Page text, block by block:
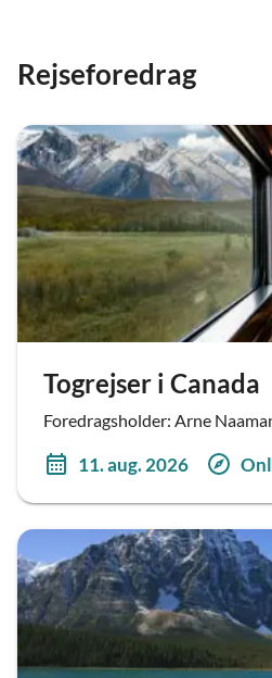
Rejseforedrag
Togrejser i Canada
Foredragsholder: Arne
11. aug. 2026